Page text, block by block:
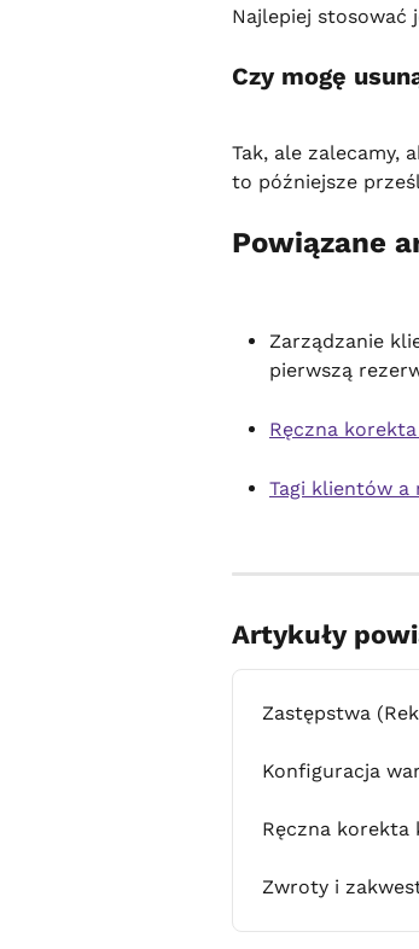
Najlepiej stosować
Czy mogę
Tak, ale zalecamy,
to późniejsze
Powiązane
Zarządzanie
pierwszą
Ręczna
Tagi klientów a
Artykuły
Zastępstwa
Konfiguracja
Ręczna korekta
Zwroty i